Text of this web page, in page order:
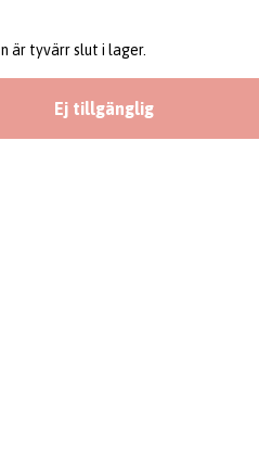
är tyvärr slut i lager.
Ej tillgänglig